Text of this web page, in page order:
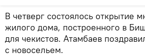
В четверг состоялось открытие
жилого дома, построенного в
для чекистов. Атамбаев
с новосельем.